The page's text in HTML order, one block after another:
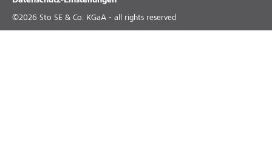
©2026 Sto SE & Co. KGaA - all rights reserved